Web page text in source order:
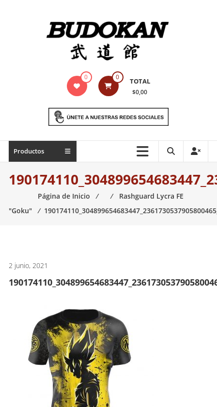
Indumentaria
marciales
Todo
necesario
para
las
0 0 TOTAL
$0,00
Productos
Página de Inicio ⁄ ⁄
Rashguard Lycra FE
"Goku"
⁄
2 junio, 2021